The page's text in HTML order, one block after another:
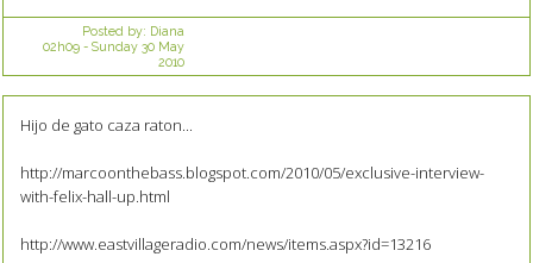
Posted by: Diana
02h09- Sunday 30 May
2010
Hijo de gato caza raton...
http://marcoonthebass.blogspot.com/2010/05/exclusive-interview-
with-felix-hall-up.html
http://www.eastvillageradio.com/news/items.aspx?id=13216